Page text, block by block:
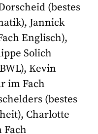
(bestes
Jannick
Englisch),
Solich
Kevin
im Fach
(bestes
Charlotte
Fach